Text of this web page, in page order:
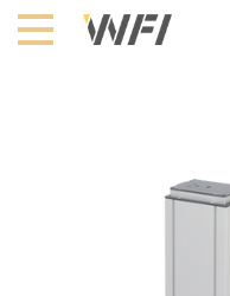
Hoppa
till